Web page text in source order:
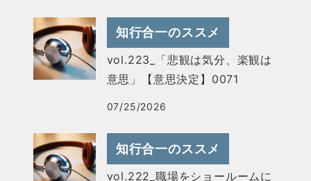
知行合一のススメ
vol.223_「悲観は気分、楽観は
意思」【意思決定】0071
07/25/2026
知行合一のススメ
vol.222_職場をショールームに